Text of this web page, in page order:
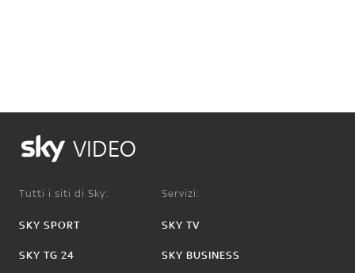
VIDEO
Tutti i siti di Sky:
SKY SPORT
SKY TG 24
Servizi:
SKY TV
SKY BUSINESS